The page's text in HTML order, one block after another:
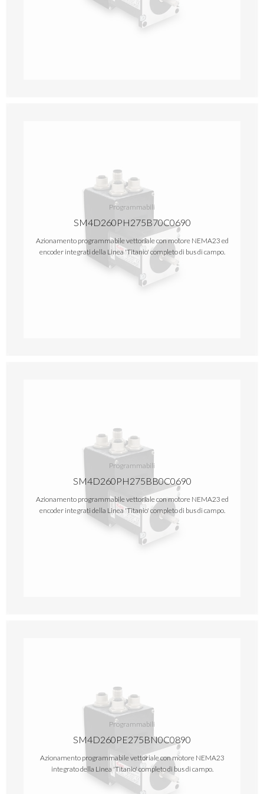
Programmabili
SM4D260PH275B70C0690
Azionamento programmabile vettoriale con motore NEMA23 ed
encoder integrati della Linea 'Titanio' completo di bus di campo.
Programmabili
SM4D260PH275BB0C0690
Azionamento programmabile vettoriale con motore NEMA23 ed
encoder integrati della Linea 'Titanio' completo di bus di campo.
Programmabili
SM4D260PE275BN0C0890
Azionamento programmabile vettoriale con motore NEMA23
integrato della Linea 'Titanio' completo di bus di campo.